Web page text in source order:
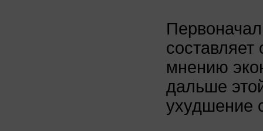
мнению
дальше
ухудшение